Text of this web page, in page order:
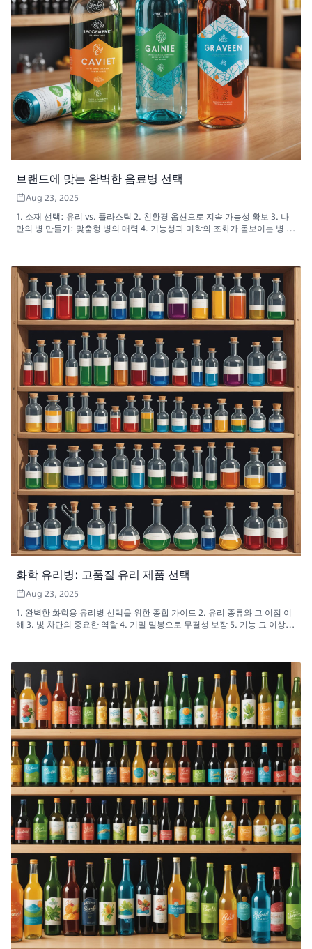
브랜드에 맞는 완벽한 음료병 선택
Aug 23, 2025
1. 소재 선택: 유리 vs. 플라스틱 2. 친환경 옵션으로 지속 가능성 확보 3. 나
만의 병 만들기: 맞춤형 병의 매력 4. 기능성과 미학의 조화가 돋보이는 병 디
화학 유리병: 고품질 유리 제품 선택
Aug 23, 2025
1. 완벽한 화학용 유리병 선택을 위한 종합 가이드 2. 유리 종류와 그 이점 이
해 3. 빛 차단의 중요한 역할 4. 기밀 밀봉으로 무결성 보장 5. 기능 그 이상: